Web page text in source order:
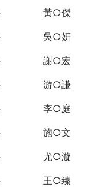
黃○傑
吳○妍
謝○宏
游○謙
李○庭
施○文
尤○漩
王○臻